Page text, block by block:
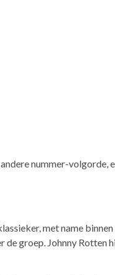
nummer-volgorde,
met name
de groep. Johnny